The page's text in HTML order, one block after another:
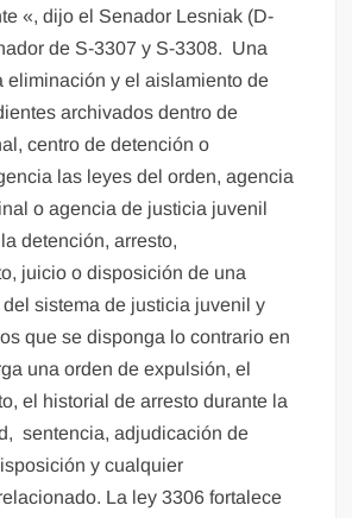
«, dijo el Senador Lesniak (D-
de S-3307 y S-3308. Una
y el aislamiento de
archivados dentro de
centro de detención o
las leyes del orden, agencia
o agencia de justicia juvenil
detención, arresto,
juicio o disposición de una
sistema de justicia juvenil y
que se disponga lo contrario en
una orden de expulsión, el
el historial de arresto durante la
sentencia, adjudicación de
y cualquier
La ley 3306 fortalece